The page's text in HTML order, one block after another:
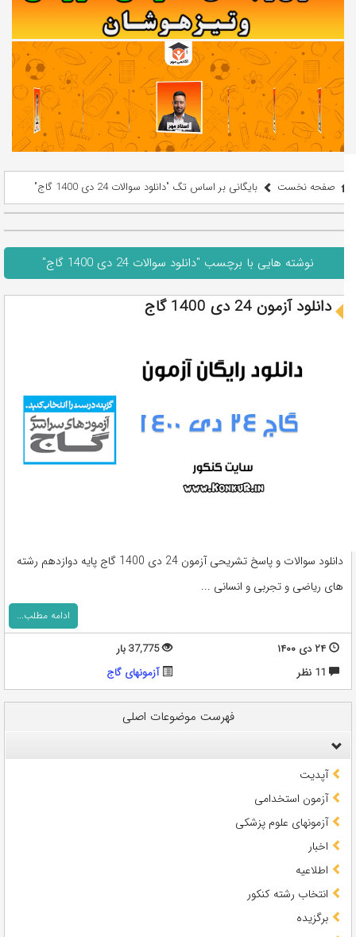
صفحه نخست بایگانی بر اساس تگ "دانلود سوالات 24 دی 1400 گاج"
نوشته هایی با برچسب "دانلود سوالات 24 دی 1400 گاج"
دانلود آزمون 24 دی 1400 گاج
دانلود سوالات و پاسخ تشریحی آزمون 24 دی 1400 گاج پایه دوازدهم رشته
های ریاضی و تجربی و انسانی ...
ادامه مطلب...
۲۴ دی ۱۴۰۰
37,775 بار
11 نظر
آزمونهای گاج
فهرست موضوعات اصلی
آپدیت
آزمون استخدامی
آزمونهای علوم پزشکی
اخبار
اطلاعیه
انتخاب رشته کنکور
برگزیده